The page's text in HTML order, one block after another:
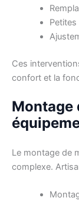
Ces
confort et la
Montage
Le montage de
complexe.